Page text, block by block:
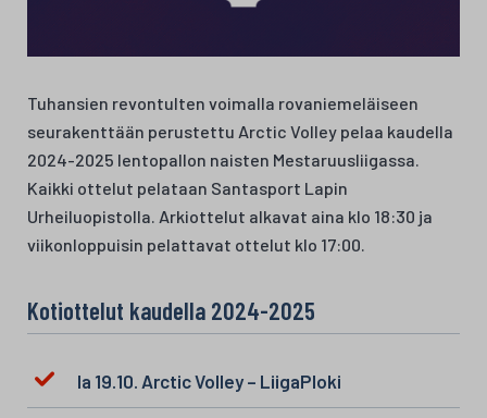
Tuhansien revontulten voimalla rovaniemeläiseen
seurakenttään perustettu Arctic Volley pelaa kaudella
2024-2025 lentopallon naisten Mestaruusliigassa.
Kaikki ottelut pelataan Santasport Lapin
Urheiluopistolla. Arkiottelut alkavat aina klo 18:30 ja
viikonloppuisin pelattavat ottelut klo 17:00.
Kotiottelut kaudella 2024-2025
la 19.10. Arctic Volley – LiigaPloki